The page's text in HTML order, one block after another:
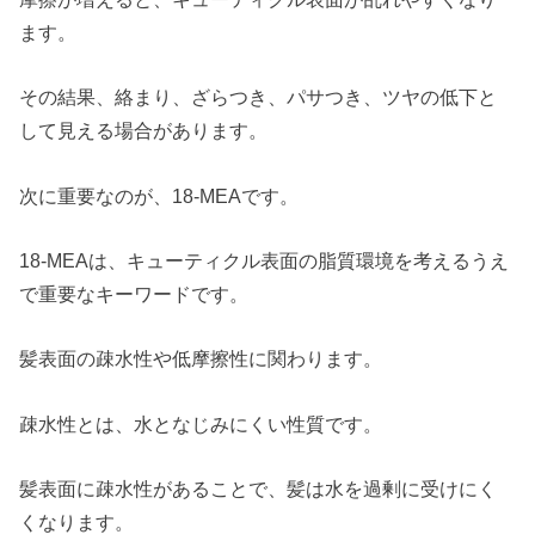
ます。
その結果、絡まり、ざらつき、パサつき、ツヤの低下と
して見える場合があります。
次に重要なのが、18-MEAです。
18-MEAは、キューティクル表面の脂質環境を考えるうえ
で重要なキーワードです。
髪表面の疎水性や低摩擦性に関わります。
疎水性とは、水となじみにくい性質です。
髪表面に疎水性があることで、髪は水を過剰に受けにく
くなります。